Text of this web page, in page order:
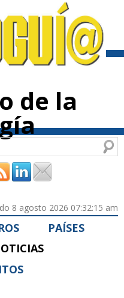
de la
8 agosto 2026 07:32:15 am
PAÍSES